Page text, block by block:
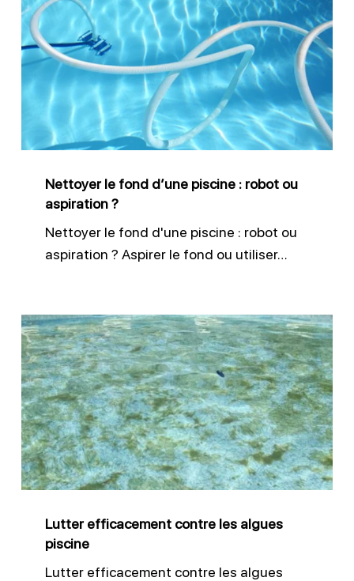
le
fond
d’une
piscine
robot
aspiration
Nettoyer le fond d’une piscine : robot ou
aspiration ?
Nettoyer le fond d'une piscine : robot ou
aspiration ? Aspirer le fond ou utiliser…
Lutter
efficacement
contre
les
algues
piscine
Lutter efficacement contre les algues
piscine
Lutter efficacement contre les algues